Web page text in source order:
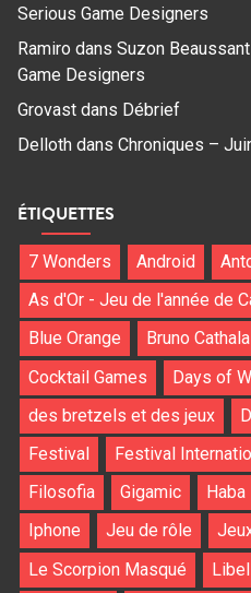
Serious Game Designers
Ramiro dans Suzon
Game Designers
Grovast dans Débrief
Delloth dans Chroniques –
ÉTIQUETTES
7 Wonders Android
As d'Or - Jeu de l'année de
Blue Orange
Bruno Cathala
Cocktail Games
Days of
des bretzels et des jeux
Festival
Festival
Filosofia
Gigamic Haba
Iphone
Jeu de rôle
Le Scorpion Masqué